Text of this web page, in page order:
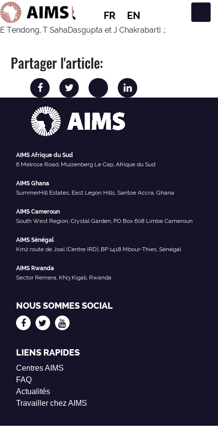
FR EN
Navigation principale
E Tendong, T SahaDasgupta et J Chakrabarti .;
Partager l'article:
AIMS Afrique du Sud
6 Melrose Road, Muizenberg Le Cap, Afrique du Sud
AIMS Ghana
SummerHill Estates, East Legon Hills, Santoe Accra, Ghana
AIMS Cameroun
South West Region, Crystal Garden, PO Box 608 Limbe Cameroun
AIMS Sénégal
Km2 route de Joal (Centre IRD), BP 1418 Mbour-Thies, Sénégal
AIMS Rwanda
Sector Remera, KN3 Kigali, Rwanda
NOUS SOMMES SOCIAL
LIENS RAPIDES
Centres AIMS
FAQ
Actualités
Travailler chez AIMS